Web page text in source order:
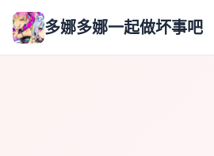
多娜多娜一起做坏事吧